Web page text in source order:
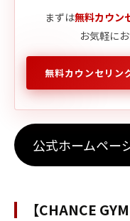
まずは無料カウン
お気軽に
無料カウンセリン
公式ホームペー
【CHANCE